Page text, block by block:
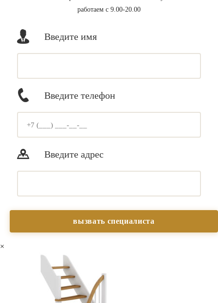
работаем с 9.00-20.00
Введите имя
Введите телефон
Введите адрес
×